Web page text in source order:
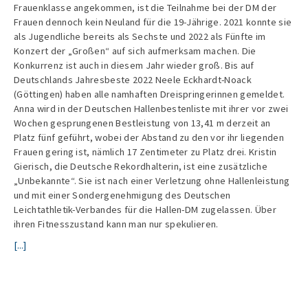
Frauenklasse angekommen, ist die Teilnahme bei der DM der
Frauen dennoch kein Neuland für die 19-Jährige. 2021 konnte sie
als Jugendliche bereits als Sechste und 2022 als Fünfte im
Konzert der „Großen“ auf sich aufmerksam machen. Die
Konkurrenz ist auch in diesem Jahr wieder groß. Bis auf
Deutschlands Jahresbeste 2022 Neele Eckhardt-Noack
(Göttingen) haben alle namhaften Dreispringerinnen gemeldet.
Anna wird in der Deutschen Hallenbestenliste mit ihrer vor zwei
Wochen gesprungenen Bestleistung von 13,41 m derzeit an
Platz fünf geführt, wobei der Abstand zu den vor ihr liegenden
Frauen gering ist, nämlich 17 Zentimeter zu Platz drei. Kristin
Gierisch, die Deutsche Rekordhalterin, ist eine zusätzliche
„Unbekannte“. Sie ist nach einer Verletzung ohne Hallenleistung
und mit einer Sondergenehmigung des Deutschen
Leichtathletik-Verbandes für die Hallen-DM zugelassen. Über
ihren Fitnesszustand kann man nur spekulieren.
[...]